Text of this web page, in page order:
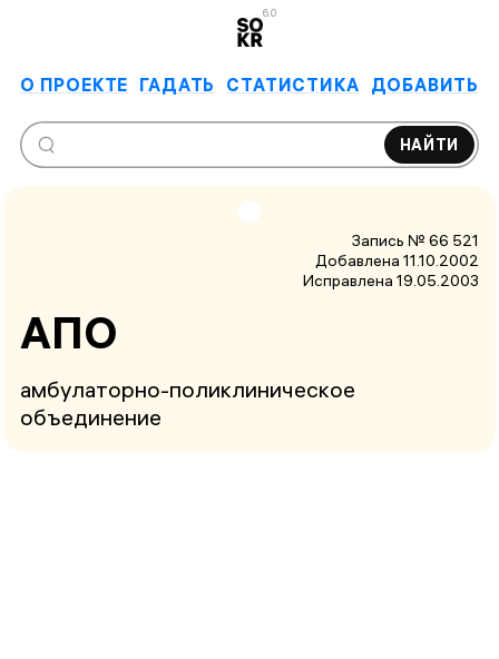
6.0
О ПРОЕКТЕ ГАДАТЬ СТАТИСТИКА ДОБАВИТЬ
НАЙТИ
Запись № 66 521
Добавлена 11.10.2002
Исправлена 19.05.2003
АПО
амбулаторно-поликлиническое
объединение